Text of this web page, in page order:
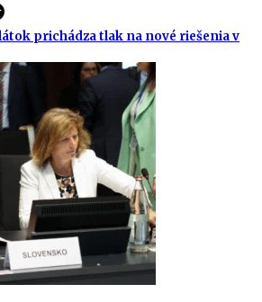
prichádza tlak na nové riešenia v